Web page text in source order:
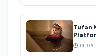
Tufan
Ulaştı